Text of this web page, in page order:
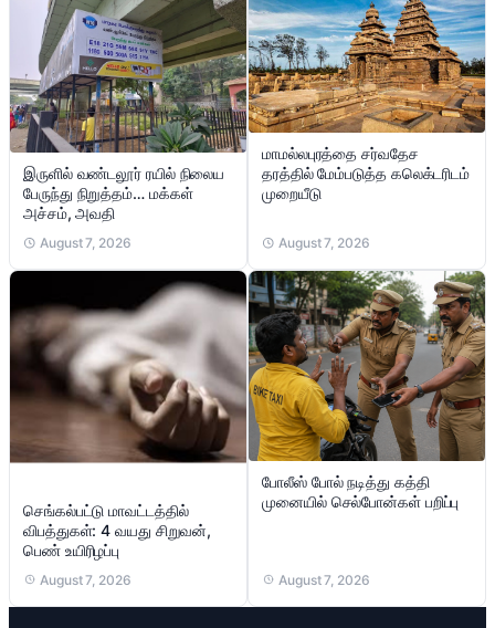
இருளில் வண்டலூர் ரயில் நிலைய
பேருந்து நிறுத்தம்… மக்கள்
அச்சம், அவதி
August 7, 2026
மாமல்லபுரத்தை சர்வதேச
தரத்தில் மேம்படுத்த கலெக்டரிடம்
முறையீடு
August 7, 2026
செங்கல்பட்டு மாவட்டத்தில்
விபத்துகள்: 4 வயது சிறுவன்,
பெண் உயிரிழப்பு
August 7, 2026
போலீஸ் போல் நடித்து கத்தி
முனையில் செல்போன்கள் பறிப்பு
August 7, 2026